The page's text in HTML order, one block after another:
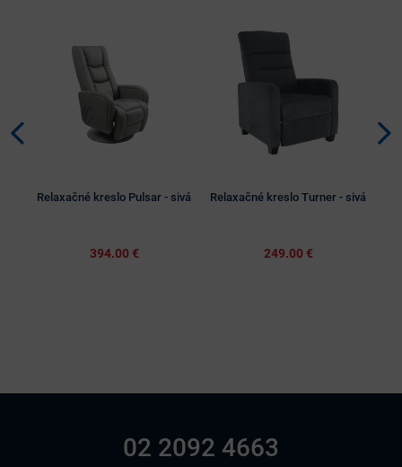
Relaxačné kreslo Pulsar - sivá
394.00 €
Relaxačné kreslo Turner - sivá
249.00 €
02 2092 4663